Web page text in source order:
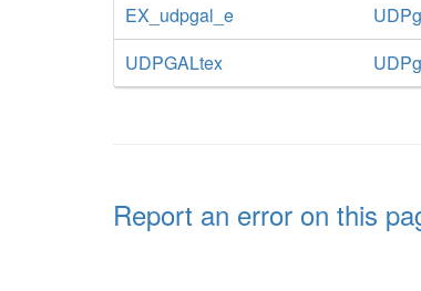
EX_udpgal_e
UDPGALtex
Report an error on this